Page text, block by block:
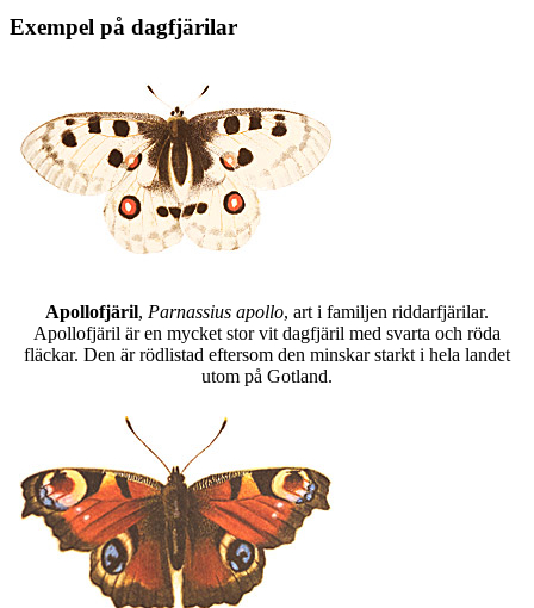
Exempel på dagfjärilar
Apollofjäril, Parnassius apollo, art i familjen riddarfjärilar.
Apollofjäril är en mycket stor vit dagfjäril med svarta och röda
fläckar. Den är rödlistad eftersom den minskar starkt i hela landet
utom på Gotland.